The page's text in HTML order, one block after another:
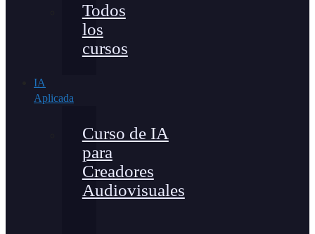
Todos
los
cursos
IA
Aplicada
Curso de IA
para
Creadores
Audiovisuales